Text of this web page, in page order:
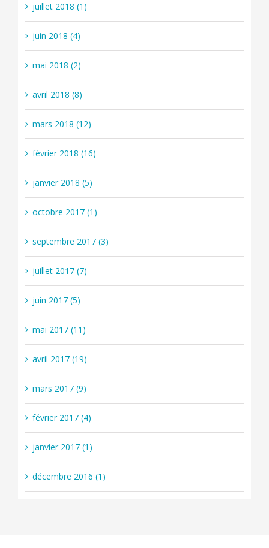
juillet 2018 (1)
juin 2018 (4)
mai 2018 (2)
avril 2018 (8)
mars 2018 (12)
février 2018 (16)
janvier 2018 (5)
octobre 2017 (1)
septembre 2017 (3)
juillet 2017 (7)
juin 2017 (5)
mai 2017 (11)
avril 2017 (19)
mars 2017 (9)
février 2017 (4)
janvier 2017 (1)
décembre 2016 (1)